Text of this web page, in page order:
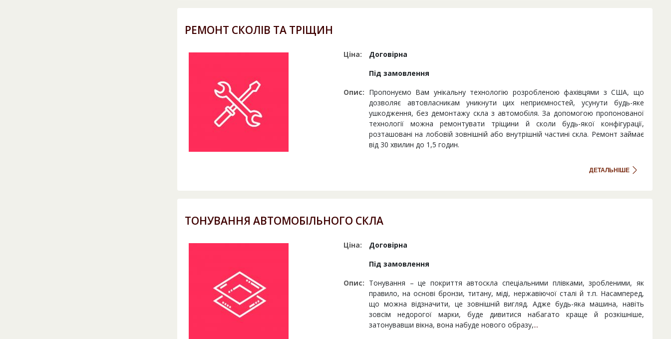
РЕМОНТ СКОЛІВ ТА ТРІЩИН
Ціна:
Договірна
Під замовлення
Опис: Пропонуємо Вам унікальну технологію розробленою фахівцями з США, що
дозволяє автовласникам уникнути цих неприємностей, усунути будь-яке
ушкодження, без демонтажу скла з автомобіля. За допомогою пропонованої
технології можна ремонтувати тріщини й cколи будь-якої конфігурації,
розташовані на лобовій зовнішній або внутрішній частині скла. Ремонт займає
від 30 хвилин до 1,5 годин.
ДЕТАЛЬНІШЕ
ТОНУВАННЯ АВТОМОБІЛЬНОГО СКЛА
Ціна:
Договірна
Під замовлення
Опис: Тонування – це покриття автоскла спеціальними плівками, зробленими, як
правило, на основі бронзи, титану, міді, нержавіючої сталі й т.п. Насамперед,
що можна відзначити, це зовнішній вигляд. Адже будь-яка машина, навіть
зовсім недорогої марки, буде дивитися набагато краще й розкішніше,
затонувавши вікна, вона набуде нового образу,...